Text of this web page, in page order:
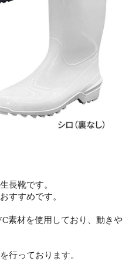
長靴です。
すすめです。
素材を使用しており、動きや
行っております。